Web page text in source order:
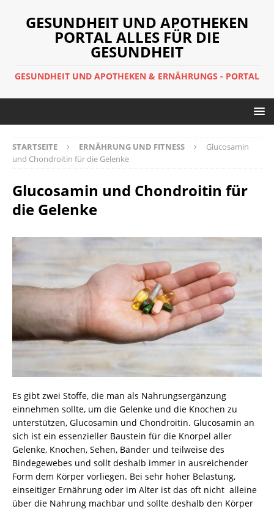
GESUNDHEIT UND APOTHEKEN
PORTAL ALLES FÜR DIE
GESUNDHEIT
GESUNDHEIT UND APOTHEKEN & ERNÄHRUNGS - PORTAL
STARTSEITE ERNÄHRUNG UND FITNESS
Glucosamin
und Chondroitin für die Gelenke
Glucosamin und Chondroitin für
die Gelenke
Es gibt zwei Stoffe, die man als Nahrungsergänzung
einnehmen sollte, um die Gelenke und die Knochen zu
unterstützen, Glucosamin und Chondroitin. Glucosamin an
sich ist ein essenzieller Baustein für die Knorpel aller
Gelenke, Knochen, Sehen, Bänder und teilweise des
Bindegewebes und sollt deshalb immer in ausreichender
Form dem Körper vorliegen. Bei sehr hoher Belastung,
einseitiger Ernährung oder im Alter ist das oft nicht alleine
über die Nahrung machbar und sollte deshalb den Körper